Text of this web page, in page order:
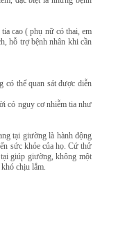
cao ( phụ nữ có thai, em
hỗ trợ bệnh nhân khi cần
có thể quan sát được diễn
có nguy cơ nhiễm tia như
tại giường là hành động
sức khỏe của họ. Cứ thử
giúp giường, không một
chịu lắm.